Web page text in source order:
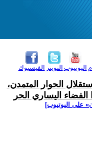
الفيسبوك التويتر اليوتيوب
الحوار المتمدن،
اليساري الحر
على اليوتيوب]